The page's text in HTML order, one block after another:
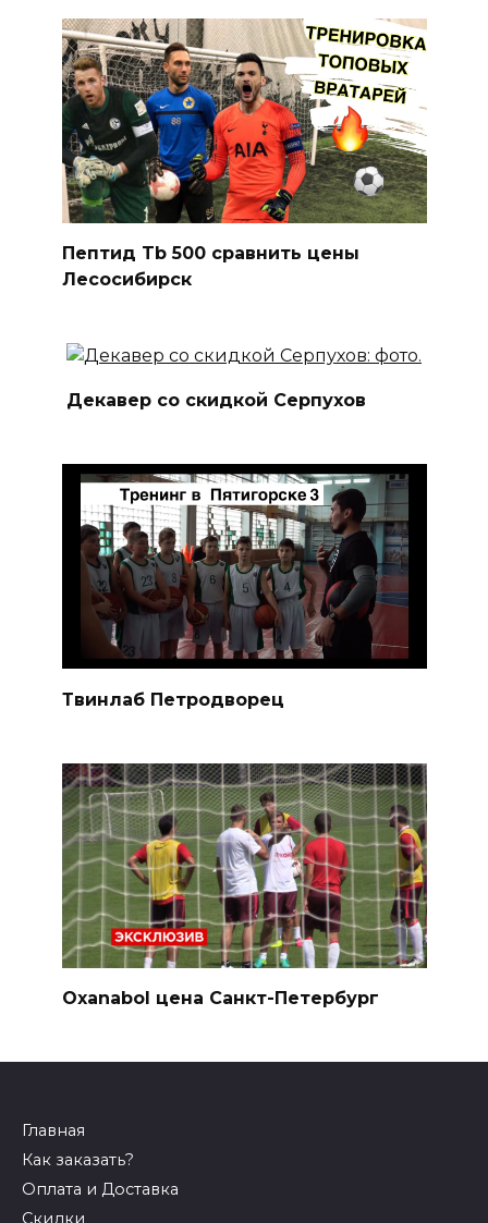
Пептид Tb 500 сравнить цены
Лесосибирск
Декавер со скидкой Серпухов
Твинлаб Петродворец
Oxanabol цена Санкт-Петербург
Главная
Как заказать?
Оплата и Доставка
Скидки